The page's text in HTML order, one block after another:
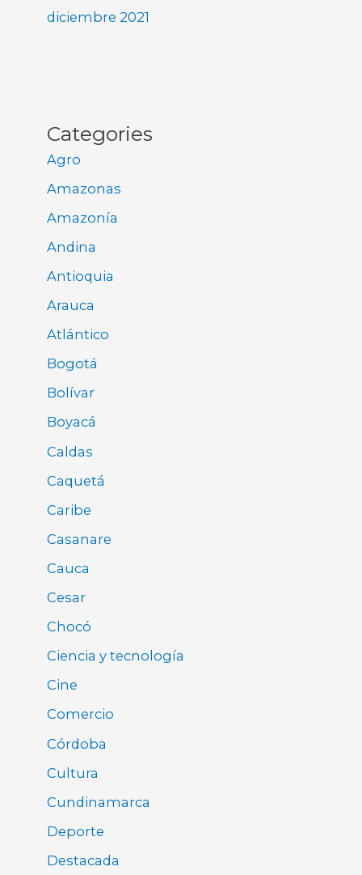
diciembre 2021
Categories
Agro
Amazonas
Amazonía
Andina
Antioquia
Arauca
Atlántico
Bogotá
Bolívar
Boyacá
Caldas
Caquetá
Caribe
Casanare
Cauca
Cesar
Chocó
Ciencia y tecnología
Cine
Comercio
Córdoba
Cultura
Cundinamarca
Deporte
Destacada